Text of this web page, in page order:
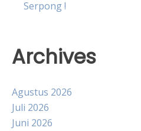
Serpong !
Archives
Agustus 2026
Juli 2026
Juni 2026